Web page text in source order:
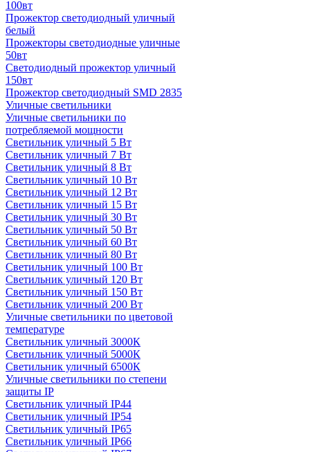
100вт
Прожектор светодиодный уличный
белый
Прожекторы светодиодные уличные
50вт
Светодиодный прожектор уличный
150вт
Прожектор светодиодный SMD 2835
Уличные светильники
Уличные светильники по
потребляемой мощности
Светильник уличный 5 Вт
Светильник уличный 7 Вт
Светильник уличный 8 Вт
Светильник уличный 10 Вт
Светильник уличный 12 Вт
Светильник уличный 15 Вт
Светильник уличный 30 Вт
Светильник уличный 50 Вт
Светильник уличный 60 Вт
Светильник уличный 80 Вт
Светильник уличный 100 Вт
Светильник уличный 120 Вт
Светильник уличный 150 Вт
Светильник уличный 200 Вт
Уличные светильники по цветовой
температуре
Cветильник уличный 3000К
Cветильник уличный 5000К
Cветильник уличный 6500К
Уличные светильники по степени
защиты IP
Светильник уличный IP44
Светильник уличный IP54
Светильник уличный IP65
Светильник уличный IP66